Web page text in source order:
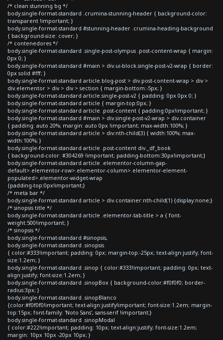
/* clean stunning bg */
body.single-format-standard .crumina-stunning-header { background-color:
transparent !important; }
body.single-format-standard #stunning-header .crumina-heading-background
{ background-size: cover; }
/* contenedores */
body.single-format-standard .single-post-olympus .post-content-wrap { margin:
0px 0; }
body.single-format-standard #main > div.ui-block.single-post-v2-wrap { border:
0px solid #fff; }
body.single-format-standard article.blog-post > div.post-content-wrap > div >
div.elementor > div > div > section { margin-bottom:-5px; }
body.single-format-standard article.single-post-v2 { padding: 0px 0px 0; }
body.single-format-standard article { margin-top:0px; }
body.single-format-standard article .post-content { padding:0px!important; }
body.single-format-standard #main > div.single-post-v2-wrap > div.container
{ padding: auto 20%; margin: auto 0px !important; max-width:100%; }
body.single-format-standard article > div:nth-child(3) { width:100%; max-
width:100%; }
body.single-format-standard article .post-content div._df_book
{ background-color: #304269 !important; padding-bottom:30px!important;}
body.single-format-standard article .elementor-column-gap-
default>.elementor-row>.elementor-column>.elementor-element-
populated>.elementor-widget-wrap
{padding-top:0px!important;}
/* meta bar */
body.single-format-standard article > div.container:nth-child(1) {display:none;}
/* sinopsis title */
body.single-format-standard article .elementor-tab-title > a { font-
weight:500!important; }
/* sinopsis */
body.single-format-standard #sinopsis,
body.single-format-standard .sinopsis
{ color:#333!important; padding: 0px; margin-top:-25px; text-align:justify; font-
size:1.2em; }
body.single-format-standard .sinop { color:#333!important; padding: 0px; text-
align:justify; font-size:1.2em; }
body.single-format-standard .sinopBox { background-color:#f0f0f0; border-
radius:3px; }
body.single-format-standard .sinopBlanco
{color:#f0f0f0!important; text-align:justify!important; font-size:1.2em; margin-
top:15px; font-family: 'Noto Sans', sans-serif !important;}
body.single-format-standard .sinopModal
{ color:#222!important; padding: 10px; text-align:justify; font-size:1.2em;
margin: 10px 10px -20px 10px; }